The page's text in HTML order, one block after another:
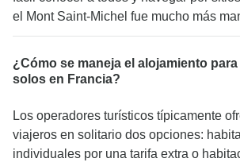
el Mont Saint-Michel fue mucho más
¿Cómo se maneja el alojamiento
solos en Francia?
Los operadores turísticos típicamente
viajeros en solitario dos opciones:
individuales por una tarifa extra o